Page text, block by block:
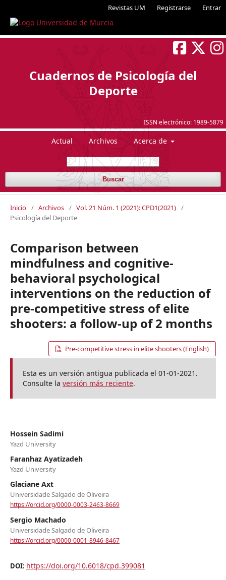
Revistas UM Registrarse Entrar
ISSN electrónico: 1989-5879
Cuadernos de Psicología del
Deporte
Actual Archivos Acerca de
Buscar
Inicio / Archivos / Vol. 21 Núm. 1 (2021): CPD1(2021) /
Psicología del Deporte
Comparison between
mindfulness and cognitive-
behavioral psychological
interventions on the reduction of
pre-competitive stress of elite
shooters: a follow-up of 2 months
Pre-competitive stress in elite shooters (English)
Esta es un versión antigua publicada el 01-01-2021.
Consulte la versión más reciente.
Hossein Sadimi
Yazd University
Faranhaz Ayatizadeh
Yazd University
Glaciane Axt
Universidade Salgado de Oliveira
https://orcid.org/0000-0003-2463-8669
Sergio Machado
Universidade Salgado de Oliveira
https://orcid.org/0000-0001-8946-8467
DOI: https://doi.org/10.6018/cpd.399081